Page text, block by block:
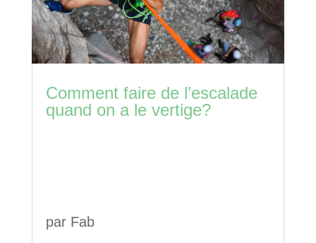
Comment faire de l’escalade
quand on a le vertige?
par Fab